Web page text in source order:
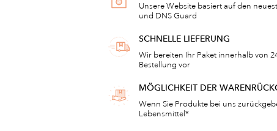
Unsere Website basiert auf den
und DNS Guard
SCHNELLE LIEFERUNG
Wir bereiten Ihr Paket innerhalb von
Bestellung vor
MÖGLICHKEIT DER
Wenn Sie Produkte bei uns
Lebensmittel*